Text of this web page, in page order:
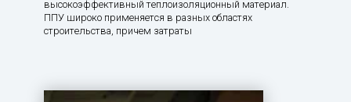
высокоэффективный теплоизоляционный материал.
ППУ широко применяется в разных областях
строительства, причем затраты